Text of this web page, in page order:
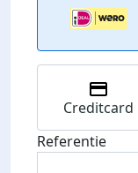
Creditcard
Referentie